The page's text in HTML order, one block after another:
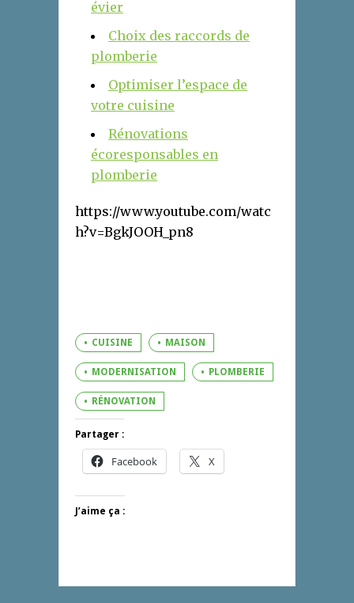
évier
Choix des raccords de
plomberie
Optimiser l’espace de
votre cuisine
Rénovations
écoresponsables en
plomberie
https://www.youtube.com/watc
h?v=BgkJOOH_pn8
CUISINE MAISON
MODERNISATION PLOMBERIE
RÉNOVATION
Partager :
Facebook X
J’aime ça :